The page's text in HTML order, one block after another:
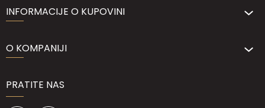
INFORMACIJE O KUPOVINI
O KOMPANIJI
PRATITE NAS